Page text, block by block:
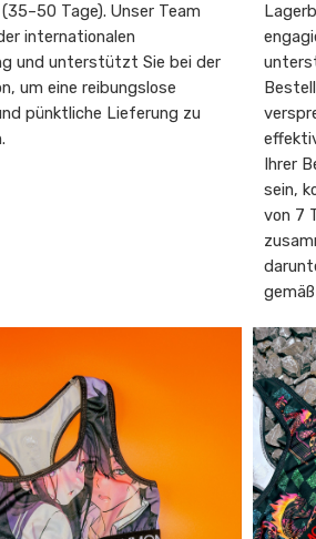
Tage). Unser Team
internationalen
und unterstützt Sie bei der
um eine reibungslose
pünktliche Lieferung zu
Ihrer
sein,
von 7